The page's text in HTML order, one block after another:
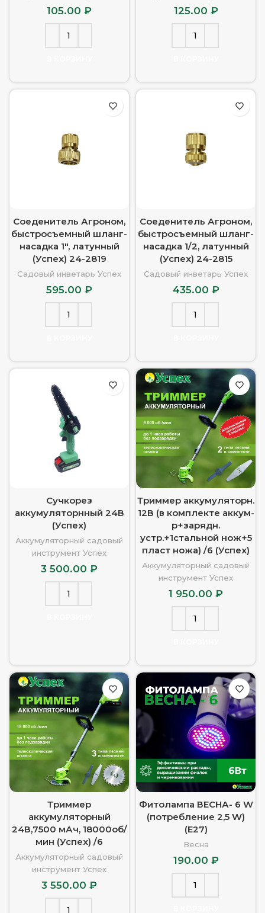
105.00 ₽ 125.00 ₽
Соеденитель Агроном,
быстросъемный шланг-
насадка 1″, латунный
(Успех) 24-2819
Садовый инветарь Успех
595.00 ₽
Соеденитель Агроном,
быстросъемный шланг-
насадка 1/2, латунный
(Успех) 24-2815
Садовый инветарь Успех
435.00 ₽
Сучкорез
аккумуляторнный 24В
(Успех)
Аккумуляторный садовый
инструмент Успех
3 500.00 ₽
Триммер аккумуляторн.
12В (в комплекте аккум-
р+зарядн.
устр.+1стальной нож+5
пласт ножа) /6 (Успех)
Аккумуляторный садовый
инструмент Успех
1 950.00 ₽
Триммер
аккумуляторный
24В,7500 мАч, 18000об/
мин (Успех) /6
Аккумуляторный садовый
инструмент Успех
3 550.00 ₽
Фитолампа ВЕСНА- 6 W
(потребление 2,5 W)
(Е27)
Весна
190.00 ₽